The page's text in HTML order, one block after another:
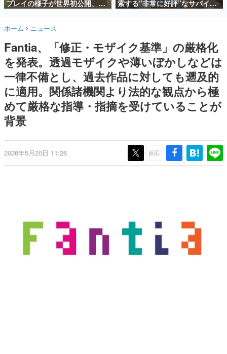
事をまとめました。
名作ゲームクリエイターの方々に製作時のエピソードをお
きます。
赫本
この物語を解いてはいけない。『赫本』は、〈試験問題〉
の形をした短編ホラー小説集です。
新世代に訊く
これからのデジタルゲーム市場を担う若きクリエイター達
ゲーム世代の作家たち
ゲームに多大な影響を受けた作家さんに取材し、ゲームが
日本のコンテンツ産業やカルチャーに与えた影響を探る企
画です。
若ゲのいたり〜ゲームクリエイターの青春〜
『うつヌケ』『ペンと箸』等で知られるマンガ家・田中圭
一先生によるゲーム業界レポートマンガです。
プレイの様子が世界初公開、貴
重な企画書の一部も見れちゃ
が開発秘話を語る動画がゲーム
索する“非常に好評”なサバイバ
ルゲーム『Breathedge』が無
ホーム ニュース
Fantia、「修正・モザイク基準」の厳格化
を発表。透過モザイクや薄いぼかしなどは
一律不備とし、過去作品に対しても遡及的
に適用。関係諸機関より法的な観点から極
めて厳格な指導・指摘を受けていることが
背景
2026年5月20日 11:26 反応